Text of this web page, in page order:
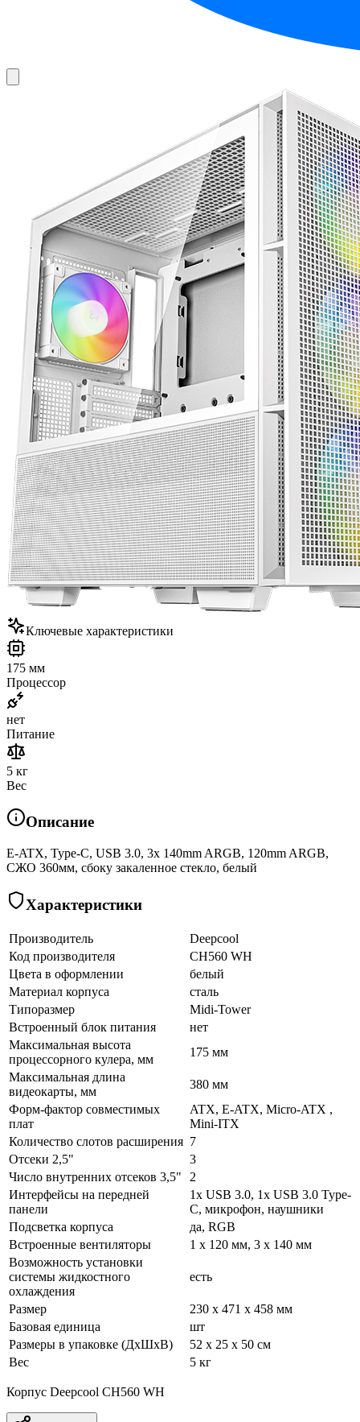
Ключевые характеристики
175 мм
Процессор
нет
Питание
5 кг
Вес
Описание
E-ATX, Type-C, USB 3.0, 3x 140mm ARGB, 120mm ARGB,
СЖО 360мм, сбоку закаленное стекло, белый
Характеристики
Производитель
Deepcool
Код производителя
CH560 WH
Цвета в оформлении
белый
Материал корпуса
сталь
Типоразмер
Midi-Tower
Встроенный блок питания
нет
Максимальная высота
процессорного кулера, мм
175 мм
Максимальная длина
видеокарты, мм
380 мм
Форм-фактор совместимых
плат
ATX, E-ATX, Micro-ATX ,
Mini-ITX
Количество слотов расширения 7
Отсеки 2,5"
3
Число внутренних отсеков 3,5"
2
Интерфейсы на передней
панели
1x USB 3.0, 1x USB 3.0 Type-
C, микрофон, наушники
Подсветка корпуса
да, RGB
Встроенные вентиляторы
1 x 120 мм, 3 x 140 мм
Возможность установки
системы жидкостного
охлаждения
есть
Размер
230 x 471 x 458 мм
Базовая единица
шт
Размеры в упаковке (ДхШхВ)
52 x 25 x 50 см
Вес
5 кг
Корпус Deepcool CH560 WH